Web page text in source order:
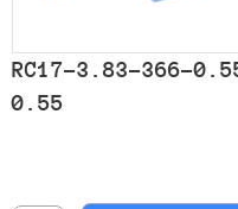
RC17-3.83-366-
0.55